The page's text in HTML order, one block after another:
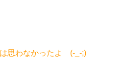
思わなかったよ (-_-;)